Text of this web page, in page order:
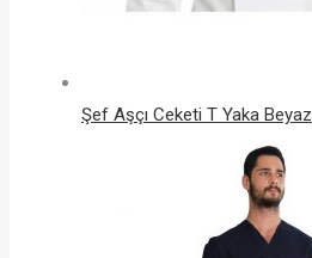
Şef Aşçı Ceketi T Yaka Beyaz